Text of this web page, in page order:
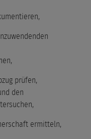
prüfen,
den
ermitteln,